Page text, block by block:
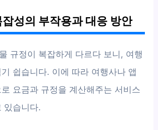
성의 부작용과 대응 방안
규정이 복잡하게 다르다 보니, 여행
쉽습니다. 이에 따라 여행사나 앱
요금과 규정을 계산해주는 서비스
있습니다.